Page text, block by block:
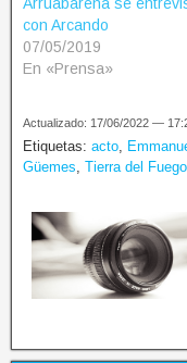
con Arcando
07/05/2019
En «Prensa»
Actualizado: 17/06/2022 —
Etiquetas: acto
Güemes Tierra del Fuego